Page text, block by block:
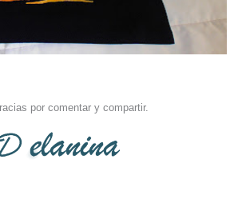
por comentar y compartir.